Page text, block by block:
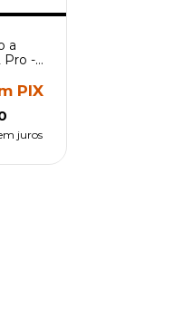
a
Pro -
PIX
juros